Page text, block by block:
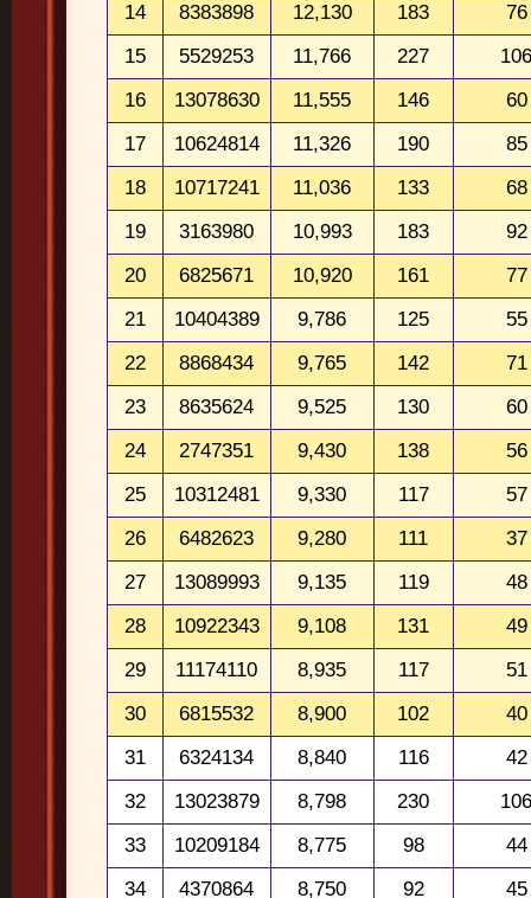
14
8383898 12,130 183
76
15
5529253 11,766 227
16
13078630 11,555 146
60
17
10624814 11,326 190
85
18
10717241 11,036 133
68
19
3163980 10,993 183
92
20
6825671 10,920 161
77
21
10404389 9,786 125
55
22
8868434 9,765 142
71
23
8635624 9,525 130
60
24
2747351 9,430 138
56
25
10312481 9,330 117
57
26
6482623 9,280 111
37
27
13089993 9,135 119
48
28
10922343 9,108 131
49
29
11174110 8,935 117
51
30
6815532 8,900 102
40
31
6324134 8,840 116
42
32
13023879 8,798 230
33
10209184 8,775 98
44
34
4370864 8,750 92 45